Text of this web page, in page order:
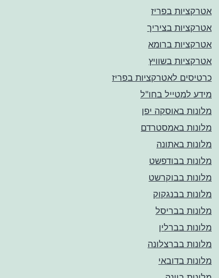
אטרקציות בפריז
אטרקציות בציריך
אטרקציות ברומא
אטרקציות בשוויץ
כרטיסים לאטרקציות בפריז
מידע למטייל בחו"ל
מלונות באוסקה יפן
מלונות באמסטרדם
מלונות באתונה
מלונות בבודפשט
מלונות בבוקרשט
מלונות בבנגקוק
מלונות בבריסל
מלונות בברלין
מלונות בברצלונה
מלונות בדובאי